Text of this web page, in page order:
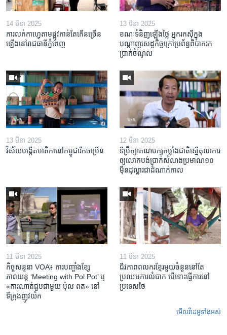
14 មីនា 2025
ការលក់​កាហ្វេ​តាម​ផ្លូវ​កាន់តែ​កើន​ច្រើន​
ឡើង​នៅ​រាជធានី​ភ្នំពេញ
13 មីនា 2025
ខណៈទំនិញឡើងថ្លៃ អ្នករកស៊ីក្នុង​
បណ្តាញ​សេដ្ឋកិច្ចក្រៅ​ប្រព័ន្ធពិបាក​រក​
ប្រាក់​ចំណូល
13 មីនា 2025
វិស័យ​បង្កើត​មាតិកា​នៅ​កម្ពុជា​រីក​ចម្រើន
12 មីនា 2025
ទីប្រឹក្សា​គណបក្ស​កម្លាំង​ជាតិ​ស្នើ​តុលាការ​
ឲ្យ​លោក​បង់ប្រាក់​សំណង​ប្រមាណ​១០​
ម៉ឺន​ដុល្លារ​ជា​ដំណាក់កាល
11 មីនា 2025
កិច្ចសន្ទនា VOA៖ ការ​បញ្ចាំង​ខ្សែ
ភាពយន្ត ‘Meeting with Pol Pot’ ឬ
«ការណាត់ជួប​ជាមួយ​ ប៉ុល ពត» នៅ
ទីក្រុងញូវយ៉ក​
11 មីនា 2025
ជីវភាពពលករខ្មែរមួយចំនួននៅតែ
ប្រឈមការលំបាក បើទោះធ្វើការនៅ
ប្រទេសថៃ
មើល​វីដេអូ​ទាំង​អស់